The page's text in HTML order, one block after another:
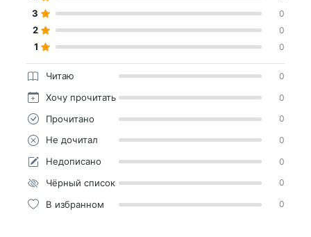
3 0
2 0
1 0
Читаю 0
Хочу прочитать 0
Прочитано 0
Не дочитал 0
Недописано 0
Чёрный список 0
В избранном 0